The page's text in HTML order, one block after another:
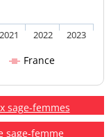
France
2021 2022 2023
sage-femmes
sage-femme